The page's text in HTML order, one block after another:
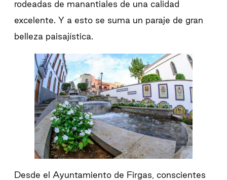
rodeadas de manantiales de una calidad
excelente. Y a esto se suma un paraje de gran
belleza paisajística.
Desde el Ayuntamiento de Firgas, conscientes